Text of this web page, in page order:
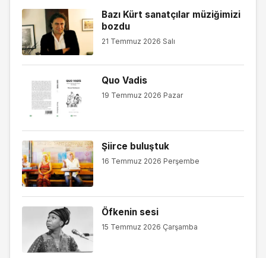
Bazı Kürt sanatçılar müziğimizi
bozdu
21 Temmuz 2026 Salı
Quo Vadis
19 Temmuz 2026 Pazar
Şiirce buluştuk
16 Temmuz 2026 Perşembe
Öfkenin sesi
15 Temmuz 2026 Çarşamba